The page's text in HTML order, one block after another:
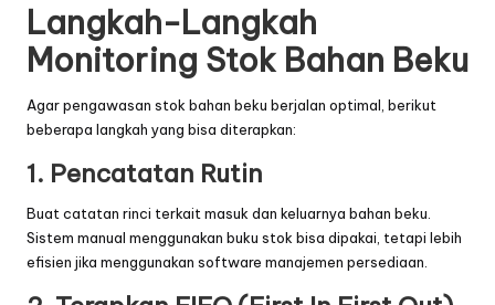
Langkah-Langkah
Monitoring Stok Bahan Beku
Agar pengawasan stok bahan beku berjalan optimal, berikut
beberapa langkah yang bisa diterapkan:
1. Pencatatan Rutin
Buat catatan rinci terkait masuk dan keluarnya bahan beku.
Sistem manual menggunakan buku stok bisa dipakai, tetapi lebih
efisien jika menggunakan software manajemen persediaan.